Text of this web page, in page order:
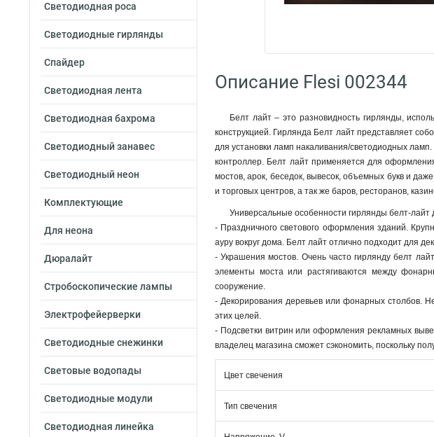
Светодиодная роса
Светодиодные гирлянды
Спайдер
Светодиодная лента
Светодиодная бахрома
Светодиодный занавес
Светодиодный неон
Комплектующие
Для неона
Дюралайт
Стробоскопические лампы
Электрофейерверки
Светодиодные снежинки
Световые водопады
Светодиодные модули
Светодиодная линейка
Описание Flesi 002344
Белт лайт – это разновидность гирлянды,
конструкцией. Гирлянда Белт лайт представляет
для установки ламп накаливания/светодиодных
контроллер. Белт лайт применяется для
мостов, арок, беседок, вывесок, объемных букв и
и торговых центров, а так же баров, ресторанов,
Универсальные особенности гирлянды белт-
- Праздничного светового оформления зданий.
ауру вокруг дома. Белт лайт отлично подходит для
- Украшения мостов. Очень часто гирлянду белт
элементы моста или растягиваются между
сооружение.
- Декорирования деревьев или фонарных столбов.
этих целей.
- Подсветки витрин или оформления рекламных
владелец магазина сможет сэкономить, поскольку
Цвет свечения
Тип свечения